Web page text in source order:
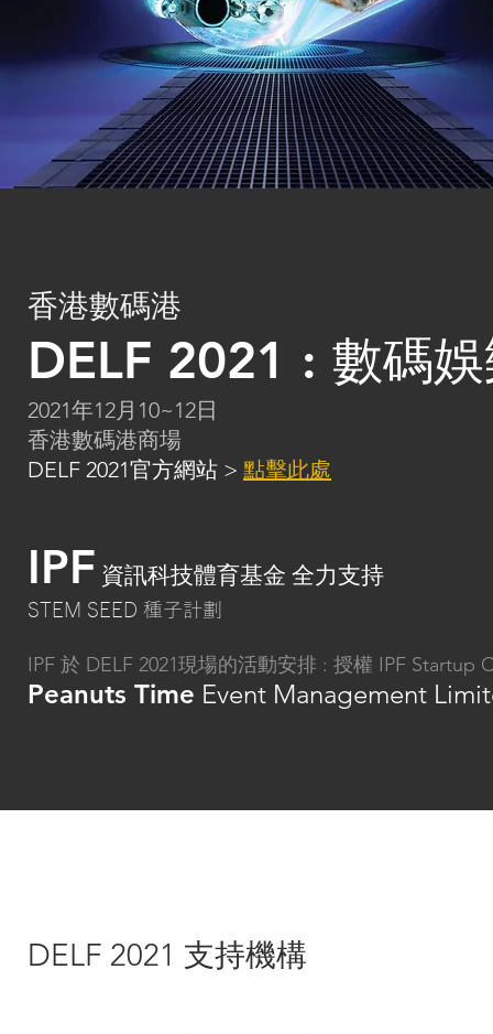
香港數碼港
DELF 2021 : 數碼
2021年12月10~12日
香港數碼港商場
DELF 2021官方網站 > 點擊此處
IPF 資訊科技體育基金 全力支持
STEM SEED 種子計劃
IPF 於 DELF 2021現場的活動安排 : 授權 IPF Startup
Peanuts Time Event Management
DELF 2021 支持機構